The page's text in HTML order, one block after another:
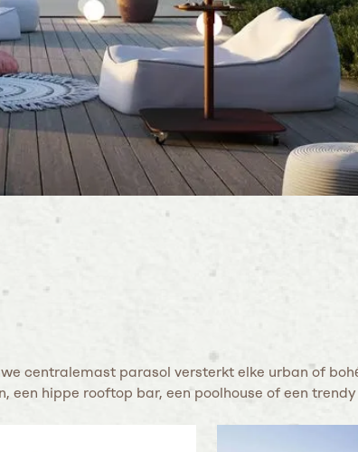
centralemast parasol versterkt elke urban of
hippe rooftop bar, een poolhouse of een